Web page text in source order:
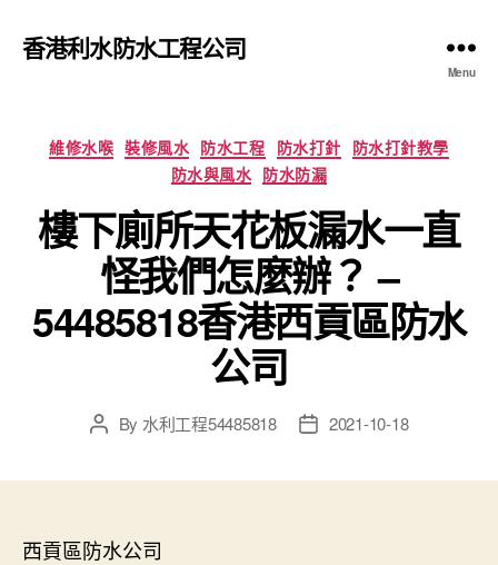
香港利水防水工程公司
Menu
Categories
維修水喉 裝修風水 防水工程 防水打針 防水打針教學
防水與風水 防水防漏
樓下廁所天花板漏水一直
怪我們怎麼辦？ –
54485818香港西貢區防水
公司
PostBy 水利工程54485818
Post2021-10-18
西貢區防水公司